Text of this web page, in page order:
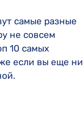
самые разные
не совсем
10 самых
если вы еще ни